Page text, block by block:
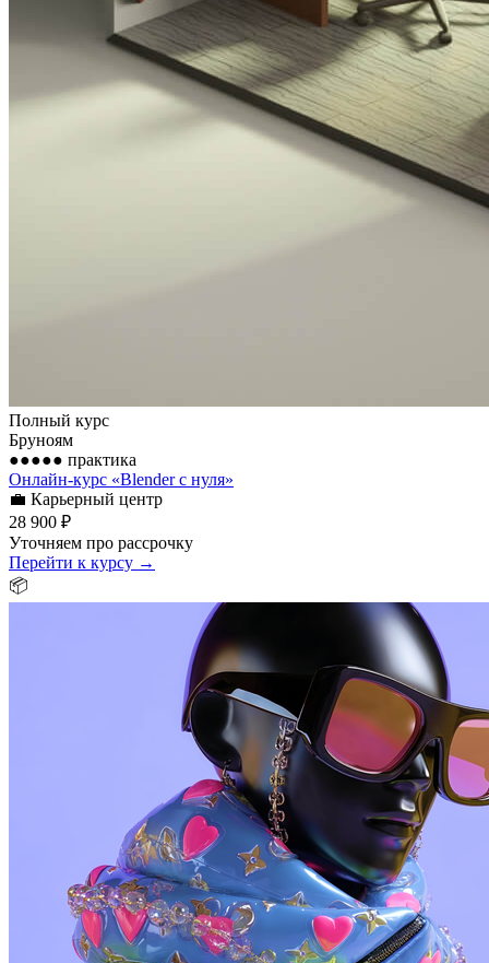
Полный курс
Бруноям
●●●●● практика
Онлайн-курс «Blender с нуля»
💼 Карьерный центр
28 900 ₽
Уточняем про рассрочку
Перейти к курсу →
📦